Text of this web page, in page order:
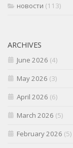
новости (113)
ARCHIVES
June 2026 (4)
May 2026 (3)
April 2026 (6)
March 2026 (5)
February 2026 (5)